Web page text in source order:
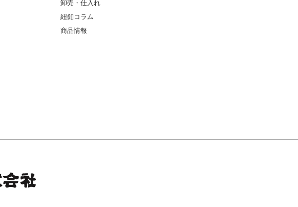
卸売・仕入れ
紐釦コラム
商品情報